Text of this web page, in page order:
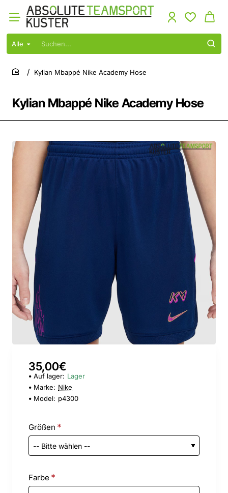
Alle
Suchen...
Kylian Mbappé Nike Academy Hose
home
Kylian Mbappé Nike Academy Hose
35,00€
Auf lager: Lager
Marke: Nike
Model: p4300
Größen
Farbe